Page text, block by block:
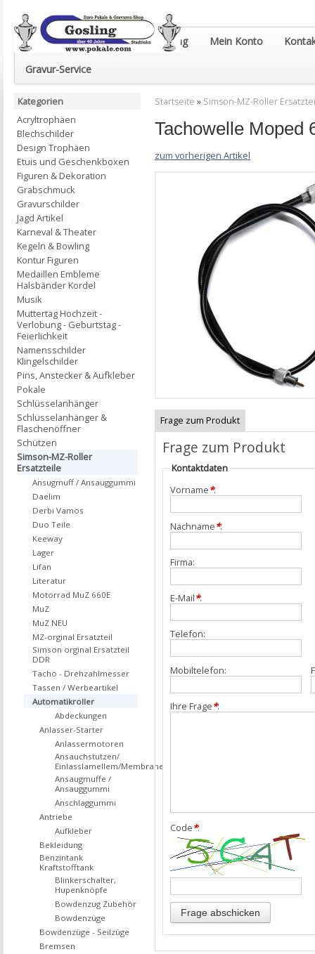
Euro-Pokale & Gravur-Shop Gosling Mein Konto
Gravur-Service
Startseite » Simson-MZ-Roller
Tachowelle Moped
zum vorherigen Artikel
Frage zum Produkt
Frage zum Produkt
Kontaktdaten
Vorname*:
Nachname*:
Firma:
E-Mail*:
Telefon:
Mobiltelefon:
Ihre Frage*:
Code*:
Kategorien
Acryltrophäen
Blechschilder
Design Trophäen
Etuis und Geschenkboxen
Figuren & Dekoration
Grabschmuck
Gravurschilder
Jagd Artikel
Karneval & Theater
Kegeln & Bowling
Kontur Figuren
Medaillen Embleme
Halsbänder Kordel
Musik
Muttertag Hochzeit -
Verlobung - Geburtstag -
Feierlichkeit
Namensschilder
Klingelschilder
Pins, Anstecker & Aufkleber
Pokale
Schlüsselanhänger
Schlüsselanhänger &
Flaschenöffner
Schützen
Simson-MZ-Roller
Ersatzteile
Ansugmuff / Ansauggummi
Daelim
Derbi Vamos
Duo Teile
Keeway
Lager
Lifan
Literatur
Motorrad MuZ 660E
MuZ
MuZ NEU
MZ-orginal Ersatzteil
Simson orginal Ersatzteil
DDR
Tacho - Drehzahlmesser
Tassen / Werbeartikel
Automatikroller
Abdeckungen
Anlasser-Starter
Anlassermotoren
Ansauchstutzen/
Einlasslamellem/Membrane
Ansaugmuffe /
Ansauggummi
Anschlaggummi
Antriebe
Aufkleber
Bekleidung
Benzintank
Kraftstofftank
Blinkerschalter,
Hupenknöpfe
Bowdenzug Zubehör
Bowdenzüge
Bowdenzüge - Seilzüge
Bremsen